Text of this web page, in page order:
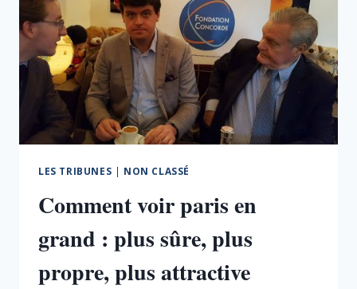
LES TRIBUNES | NON CLASSÉ
Comment voir paris en
grand : plus sûre, plus
propre, plus attractive